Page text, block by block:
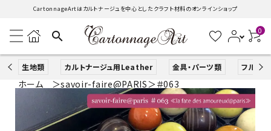
CartonnageArtはカルトナージュを中心としたクラフト材料のオンラインショップ
search 0
生地類 カルトナージュ用Leather 金具・パーツ類 フルキッ
search
ホーム ＞savoir-faire@PARIS＞＃063